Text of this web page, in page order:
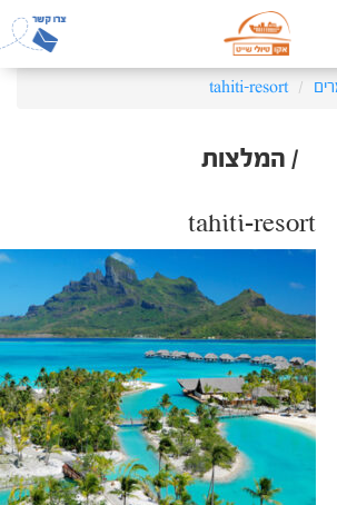
tahiti-resort
/ המלצות
tahiti-resort